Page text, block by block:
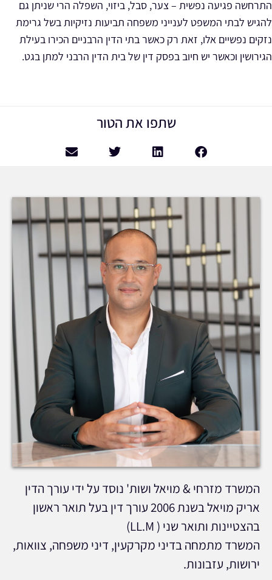
התרחשה פגיעה נפשית – צער, סבל, ביזוי, השפלה הרי שניתן גם
להגיש לבתי המשפט לענייני משפחה תביעות נזיקיות בשל גרימת
נזקים נפשיים אלו, זאת רק כאשר בתי הדין הרבניים הכירו בעילת
הגירושין וכאשר יש חיוב בפסק דין של בית הדין הרבני למתן בגט.
שתפו את הטור
המשרד מזרחי & מויאל ושות' נוסד על ידי עורך הדין
אריק מויאל בשנת 2006 עורך דין בעל תואר ראשון
בהצטיינות ותואר שני ( LL.M)
המשרד מתמחה בדיני מקרקעין, דיני משפחה, צוואות,
ירושות, עזבונות.